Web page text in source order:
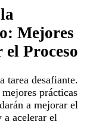
Mejores
Proceso
tarea desafiante.
prácticas
a mejorar el
a acelerar el